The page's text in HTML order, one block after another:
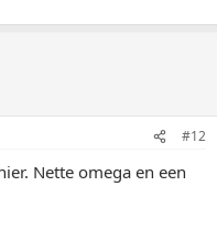
#12
Nette omega en een